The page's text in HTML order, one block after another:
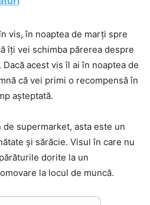
vis, în noaptea de marți spre
îți vei schimba părerea despre
acest vis îl ai în noaptea de
că vei primi o recompensă în
așteptată.
supermarket, asta este un
și sărăcie. Visul în care nu
dorite la un
la locul de muncă.